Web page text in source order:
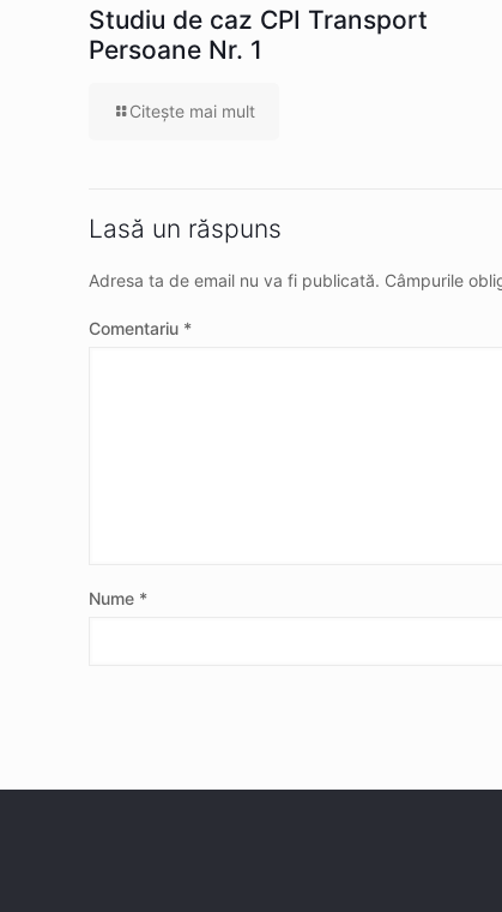
Studiu de caz CPI Transport
Persoane Nr. 1
Citeşte mai mult
Lasă un răspuns
Adresa ta de email nu va fi publicată. Câmpurile
Comentariu *
Nume *